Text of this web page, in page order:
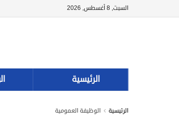
السبت, 8 أغسطس, 2026
الرئيسية
الرئيسية الوظيفة العمومية